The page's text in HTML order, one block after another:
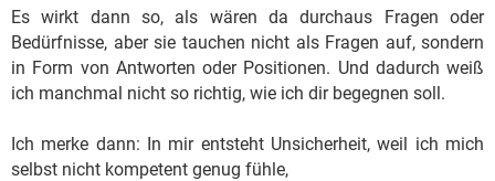
Es wirkt dann so, als wären da durchaus Fragen oder
Bedürfnisse, aber sie tauchen nicht als Fragen auf, sondern
in Form von Antworten oder Positionen. Und dadurch weiß
ich manchmal nicht so richtig, wie ich dir begegnen soll.
Ich merke dann: In mir entsteht Unsicherheit, weil ich mich
selbst nicht kompetent genug fühle,